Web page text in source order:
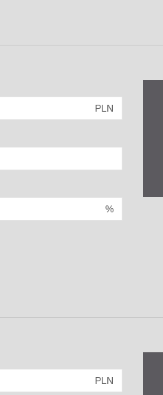
PLN
%
PLN